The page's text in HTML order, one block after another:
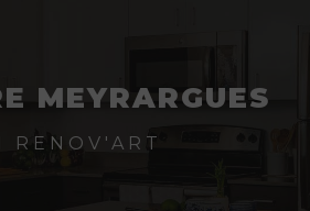
MEYRARGUES
RENOV'ART